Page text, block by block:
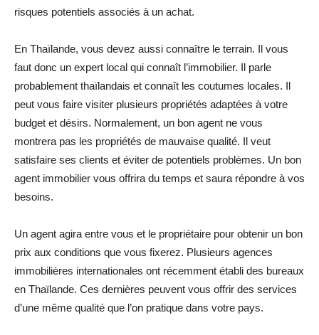
risques potentiels associés à un achat.
En Thaïlande, vous devez aussi connaître le terrain. Il vous
faut donc un expert local qui connaît l’immobilier. Il parle
probablement thaïlandais et connaît les coutumes locales. Il
peut vous faire visiter plusieurs propriétés adaptées à votre
budget et désirs. Normalement, un bon agent ne vous
montrera pas les propriétés de mauvaise qualité. Il veut
satisfaire ses clients et éviter de potentiels problèmes. Un bon
agent immobilier vous offrira du temps et saura répondre à vos
besoins.
Un agent agira entre vous et le propriétaire pour obtenir un bon
prix aux conditions que vous fixerez. Plusieurs agences
immobilières internationales ont récemment établi des bureaux
en Thaïlande. Ces dernières peuvent vous offrir des services
d’une même qualité que l’on pratique dans votre pays.